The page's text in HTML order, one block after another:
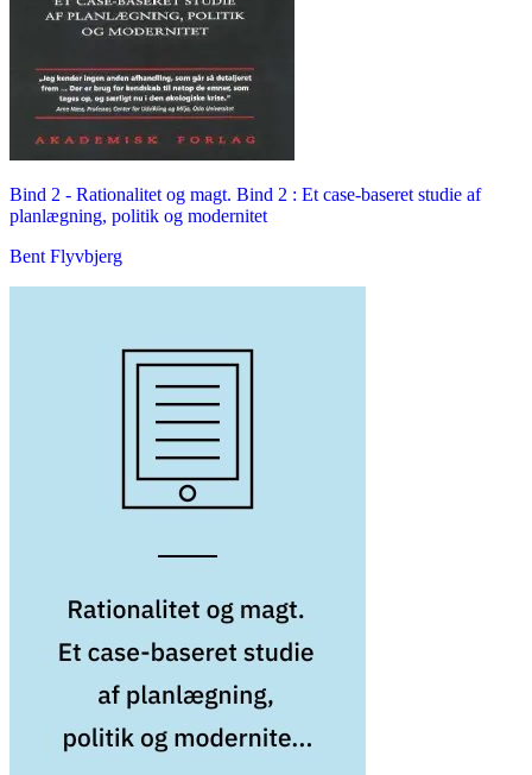
Bind 2 - Rationalitet og magt. Bind 2 : Et case-baseret studie af
planlægning, politik og modernitet
Bent Flyvbjerg